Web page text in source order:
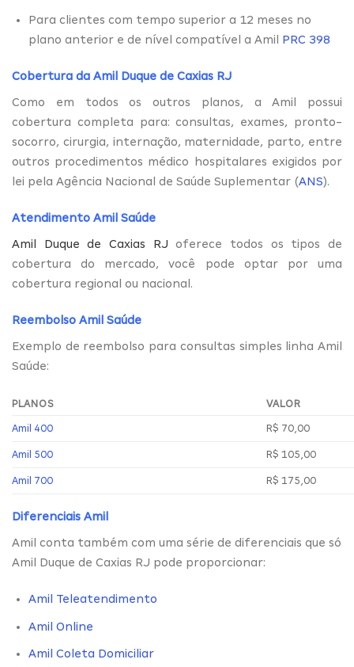
Para clientes com tempo superior a 12 meses no
plano anterior e de nível compatível a Amil PRC 398
Cobertura da Amil Duque de Caxias RJ
Como em todos os outros planos, a Amil possui
cobertura completa para: consultas, exames, pronto-
socorro, cirurgia, internação, maternidade, parto, entre
outros procedimentos médico hospitalares exigidos por
lei pela Agência Nacional de Saúde Suplementar (ANS).
Atendimento Amil Saúde
Amil Duque de Caxias RJoferece todos os tipos de
cobertura do mercado, você pode optar por uma
cobertura regional ou nacional.
Reembolso Amil Saúde
Exemplo de reembolso para consultas simples linha Amil
Saúde:
PLANOS VALOR
Amil 400 R$ 70,00
Amil 500 R$ 105,00
Amil 700 R$ 175,00
Diferenciais Amil
Amil conta também com uma série de diferenciais que só
Amil Duque de Caxias RJ pode proporcionar:
Amil Teleatendimento
Amil Online
Amil Coleta Domiciliar